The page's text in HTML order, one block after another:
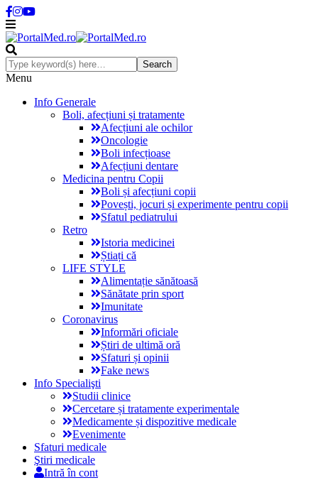
Menu
Info Generale
Boli, afecțiuni și tratamente
Afecțiuni ale ochilor
Oncologie
Boli infecțioase
Afecțiuni dentare
Medicina pentru Copii
Boli și afecțiuni copii
Povești, jocuri și experimente pentru copii
Sfatul pediatrului
Retro
Istoria medicinei
Știați că
LIFE STYLE
Alimentație sănătoasă
Sănătate prin sport
Imunitate
Coronavirus
Informări oficiale
Știri de ultimă oră
Sfaturi și opinii
Fake news
Info Specialişti
Studii clinice
Cercetare și tratamente experimentale
Medicamente și dispozitive medicale
Evenimente
Sfaturi medicale
Ştiri medicale
Intră în cont